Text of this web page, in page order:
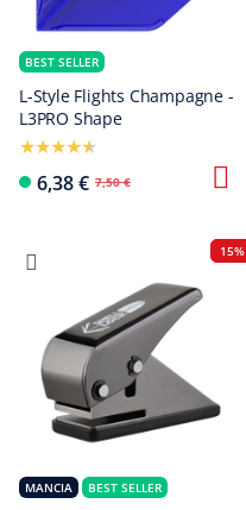
BEST SELLER
L-Style Flights Champagne -
L3PRO Shape
6,38 € 7,50 €
15%
MANCIA BEST SELLER